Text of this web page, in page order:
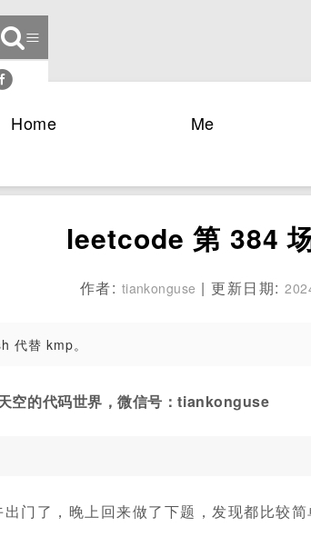
Home Me
leetcode 第 384
作者: tiankonguse | 更新日期:
代替 kmp。
空的代码世界，微信号：tiankonguse
门了，晚上回来做了下题，发现都比较简
≡